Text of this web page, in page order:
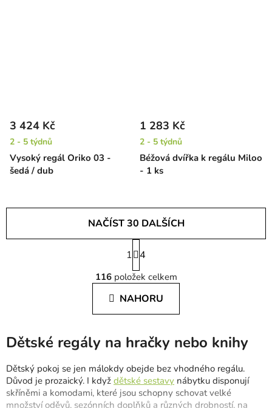
Vysoký regál Oriko 03 -
šedá / dub
3 424 Kč
2 - 5 týdnů
Béžová dvířka k regálu Miloo
- 1 ks
1 283 Kč
2 - 5 týdnů
O
v
l
á
d
c
p
r
v
NAČÍST 30 DALŠÍCH
S
t
r
á
k
o
n
1 4
116položek celkem
NAHORU
Dětské regály na hračky nebo knihy
Dětský pokoj se jen málokdy obejde bez vhodného regálu.
Důvod je prozaický. I když dětské sestavy nábytku disponují
skříněmi a komodami, které jsou schopny schovat velké
množství oděvů, sezónních doplňků a různých drobností, na